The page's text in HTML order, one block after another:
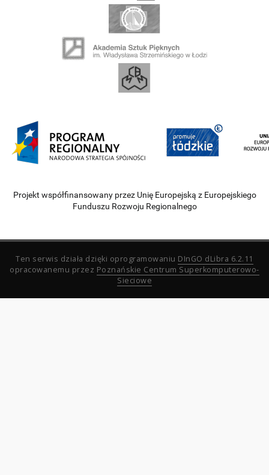
Projekt współfinansowany przez Unię Europejską z Europejskiego
Funduszu Rozwoju Regionalnego
Ten serwis działa dzięki oprogramowaniu DInGO dLibra 6.2.11
opracowanemu przez Poznańskie Centrum Superkomputerowo-
Sieciowe